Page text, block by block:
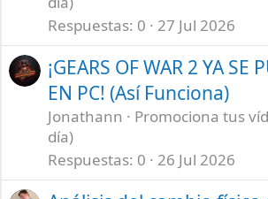
Respuestas 0 27 Jul 2026
¡GEARS OF WAR 2 YA SE
EN PC! (Así Funciona)
Jonathann
Promociona tus
día)
Respuestas 0 26 Jul 2026